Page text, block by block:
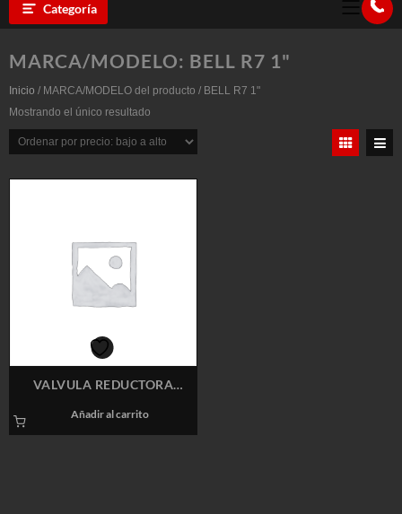
Categoría
MARCA/MODELO: BELL R7 1"
Inicio / MARCA/MODELO del producto / BELL R7 1"
Mostrando el único resultado
VALVULA REDUCTORA
Añadir al carrito